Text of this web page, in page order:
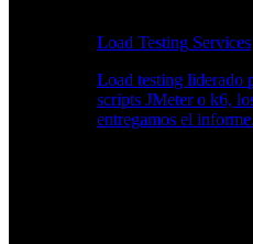
Load Testing Services
Load testing liderado
scripts JMeter o k6,
entregamos el informe.